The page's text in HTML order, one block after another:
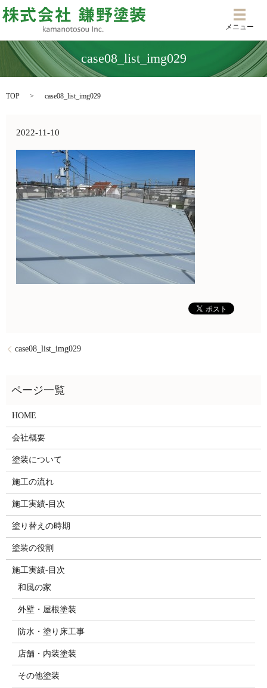
メニ
メニュー
case08_list_img029
TOP case08_list_img029
2022-11-10
case08_list_img029
HOME
会社概要
塗装について
施工の流れ
施工実績-目次
塗り替えの時期
塗装の役割
施工実績-目次
和風の家
外壁・屋根塗装
防水・塗り床工事
店舗・内装塗装
その他塗装